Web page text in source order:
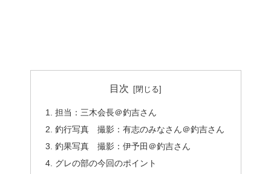
目次
担当：三木会長＠釣吉さん
釣行写真 撮影：有志のみなさん＠釣吉さん
釣果写真 撮影：伊予田＠釣吉さん
グレの部の今回のポイント